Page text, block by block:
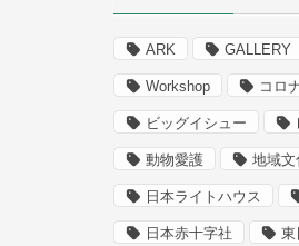
ARK GALLERY
Workshop コロ
ビッグイシュー
動物愛護 地域文
日本ライトハウス
日本赤十字社 東